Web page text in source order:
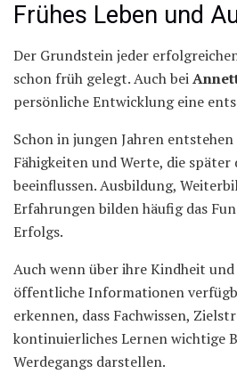
Frühes Leben und
Der Grundstein jeder
schon früh gelegt. Auch bei
persönliche Entwicklung eine
Schon in jungen Jahren
Fähigkeiten und Werte, die später
beeinflussen. Ausbildung,
Erfahrungen bilden häufig das
Erfolgs.
Auch wenn über ihre Kindheit
öffentliche Informationen
erkennen, dass Fachwissen,
kontinuierliches Lernen wichtige
Werdegangs darstellen.